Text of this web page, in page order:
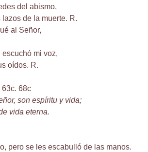
del abismo,
de la muerte. R.
al Señor,
mi voz,
oídos. R.
63c. 68c
son espíritu y vida;
vida eterna.
pero se les escabulló de las manos.